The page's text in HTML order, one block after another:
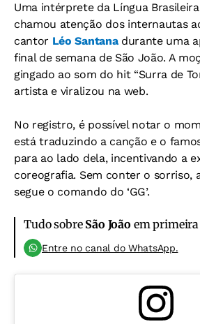
Uma intérprete da Língua
chamou atenção dos internautas
cantor Léo Santanadurante uma
final de semana de São João. A
gingado ao som do hit “Surra de
artista e viralizou na web.
No registro, é possível notar o
está traduzindo a canção e o
para ao lado dela, incentivando a
coreografia. Sem conter o sorriso,
segue o comando do ‘GG’.
Tudo sobre São João em primeira
Entre no canal do WhatsApp.